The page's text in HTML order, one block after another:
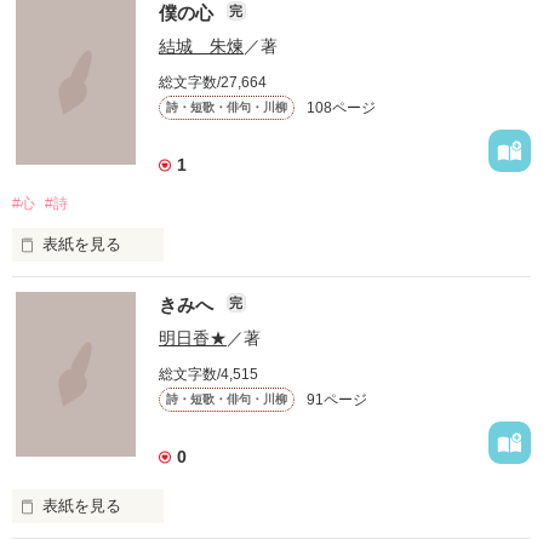
僕の心 完
結城 朱煉 ／著
総文字数/27,664
詩・短歌・俳句・川柳 108ページ
1
#心 #詩
表紙を見る
僕の心を詩っぽく書いています
作品を読む
きみへ 完
明日香★ ／著
総文字数/4,515
詩・短歌・俳句・川柳 91ページ
0
表紙を見る